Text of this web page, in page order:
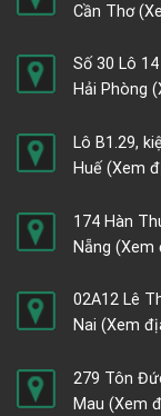
Cần Thơ
Số 30 Lô
Hải Phòng
Lô B1.29,
Huế (Xem
174 Hàn
Nẵng (Xem
02A12 Lê
Nai (Xem
279 Tôn
Mau (Xem